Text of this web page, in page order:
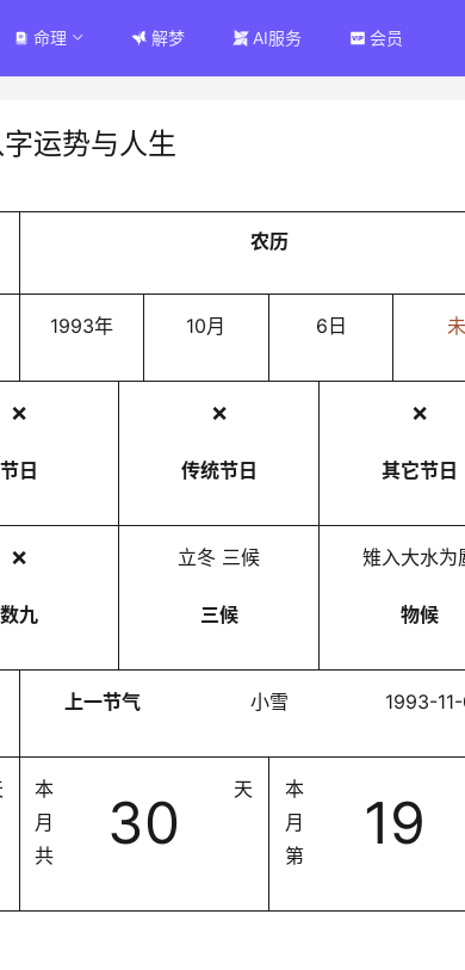
命理 解梦 AI服务 会员
运势与人生
农历
1993年 10月 6日 未
❌
节日
❌
传统节日
❌
其它节日
❌
数九
立冬 三候
三候
雉入大水为
物候
上一节气 小雪 1993-
本
月
共
30 天
本
月
第
19